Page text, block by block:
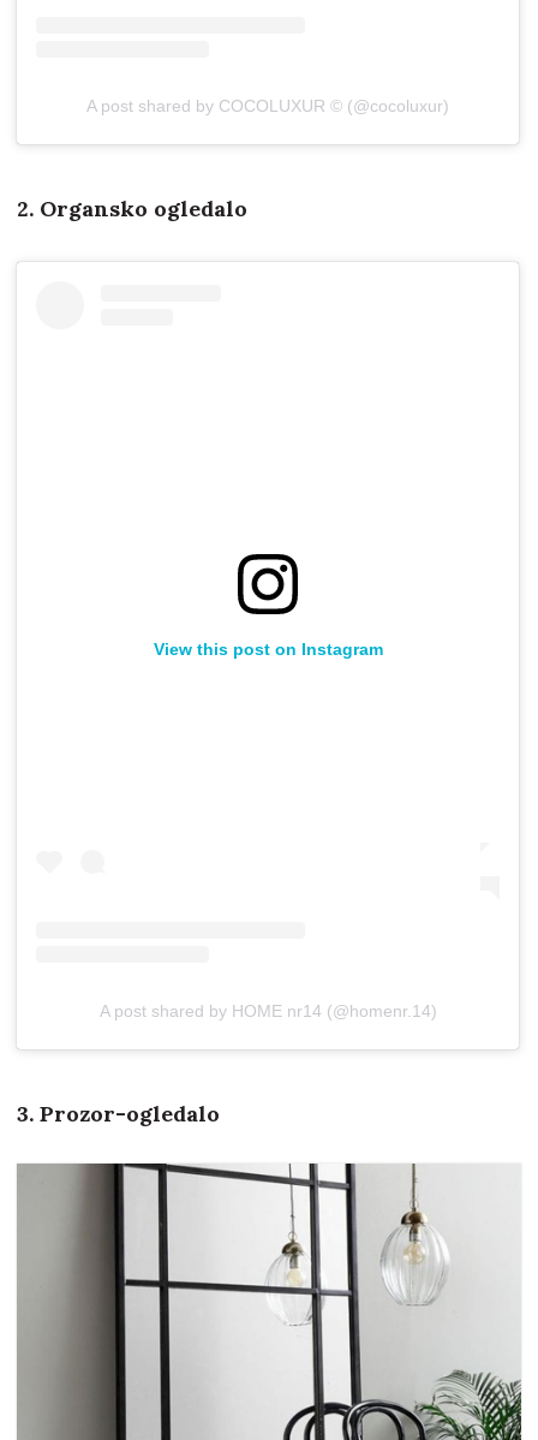
A post shared by COCOLUXUR ©️ (@cocoluxur)
2. Organsko ogledalo
View this post on Instagram
A post shared by HOME nr14 (@homenr.14)
3. Prozor-ogledalo